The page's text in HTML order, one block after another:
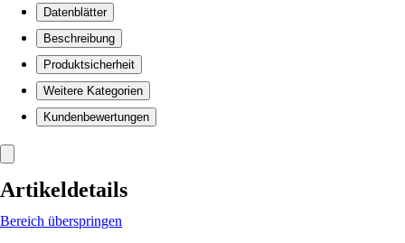
Datenblätter
Beschreibung
Produktsicherheit
Weitere Kategorien
Kundenbewertungen
Artikeldetails
Bereich überspringen